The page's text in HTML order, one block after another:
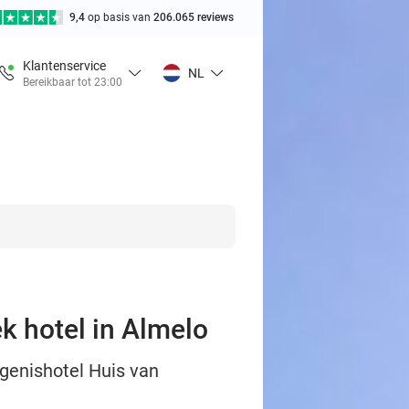
9,4 op basis van 206.065 reviews
Klantenservice
Bereikbaar tot 23:00
NL
hotel in Almelo
Huis van